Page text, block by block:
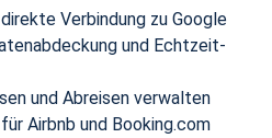
Verbindung zu Google
und Echtzeit-
und Abreisen verwalten
Airbnb und Booking.com